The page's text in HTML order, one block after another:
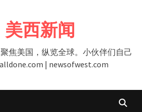
西新闻
焦美国，纵览全球。小伙伴们自己
| newsofwest.com